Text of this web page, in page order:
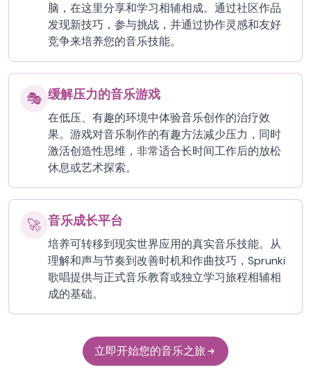
脑，在这里分享和学习相辅相成。通过社区作品
发现新技巧，参与挑战，并通过协作灵感和友好
竞争来培养您的音乐技能。
🎭 缓解压力的音乐游戏
在低压、有趣的环境中体验音乐创作的治疗效
果。游戏对音乐制作的有趣方法减少压力，同时
激活创造性思维，非常适合长时间工作后的放松
休息或艺术探索。
🚀 音乐成长平台
培养可转移到现实世界应用的真实音乐技能。从
理解和声与节奏到改善时机和作曲技巧，Sprunki
歌唱提供与正式音乐教育或独立学习旅程相辅相
成的基础。
立即开始您的音乐之旅